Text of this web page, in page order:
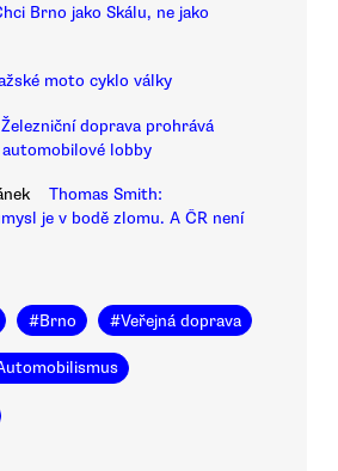
Brno jako Skálu, ne jako
moto cyklo války
Železniční doprava prohrává
lobby
Thomas Smith:
je v bodě zlomu. A ČR není
#Brno #Veřejná doprava